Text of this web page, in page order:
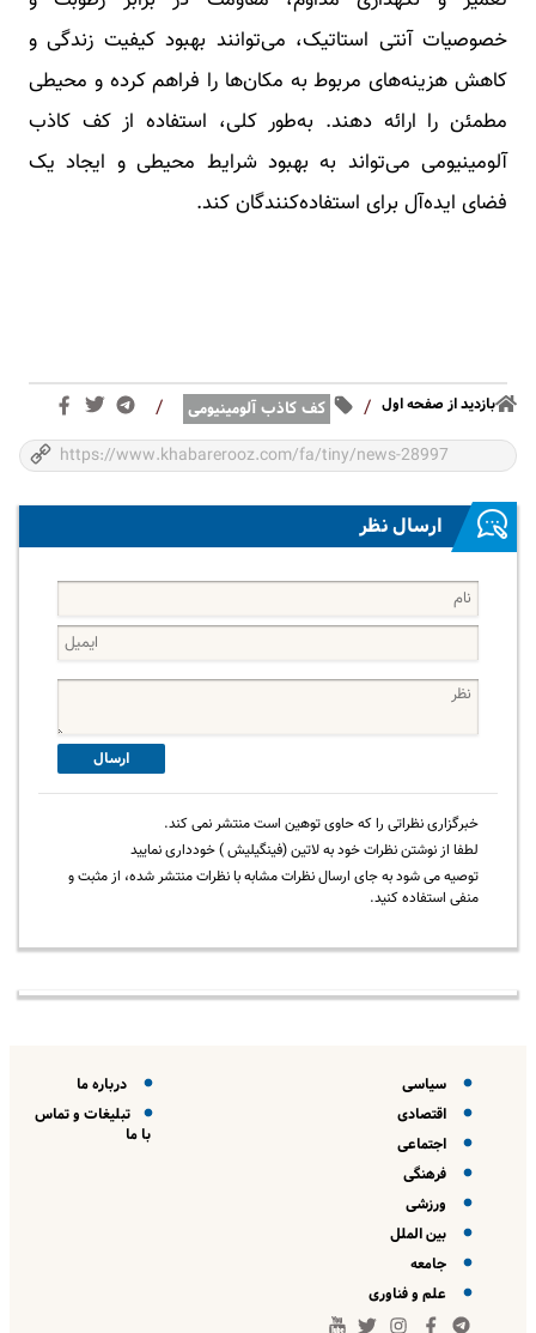
خصوصیات آنتی استاتیک، می‌توانند بهبود کیفیت زندگی و
کاهش هزینه‌های مربوط به مکان‌ها را فراهم کرده و محیطی
مطمئن را ارائه دهند. به‌طور کلی، استفاده از کف کاذب
آلومینیومی می‌تواند به بهبود شرایط محیطی و ایجاد یک
فضای ایده‌آل برای استفاده‌کنندگان کند.
بازدید از صفحه اول / کف کاذب آلومینیومی /
ارسال نظر
ارسال
خبرگزاری نظراتی را که حاوی توهین است منتشر نمی کند.
لطفا از نوشتن نظرات خود به لاتین (فینگیلیش ) خودداری نمایید
توصیه می شود به جای ارسال نظرات مشابه با نظرات منتشر شده، از مثبت و
منفی استفاده کنید.
سیاسی
اقتصادی
اجتماعی
فرهنگی
ورزشی
بین الملل
جامعه
علم و فناوری
درباره ما
تبلیغات و تماس
با ما